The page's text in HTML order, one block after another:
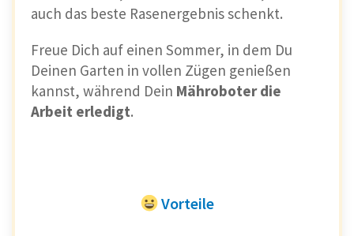
auch das beste Rasenergebnis schenkt.
Freue Dich auf einen Sommer, in dem Du
Deinen Garten in vollen Zügen genießen
kannst, während Dein Mähroboter die
Arbeit erledigt.
Vorteile